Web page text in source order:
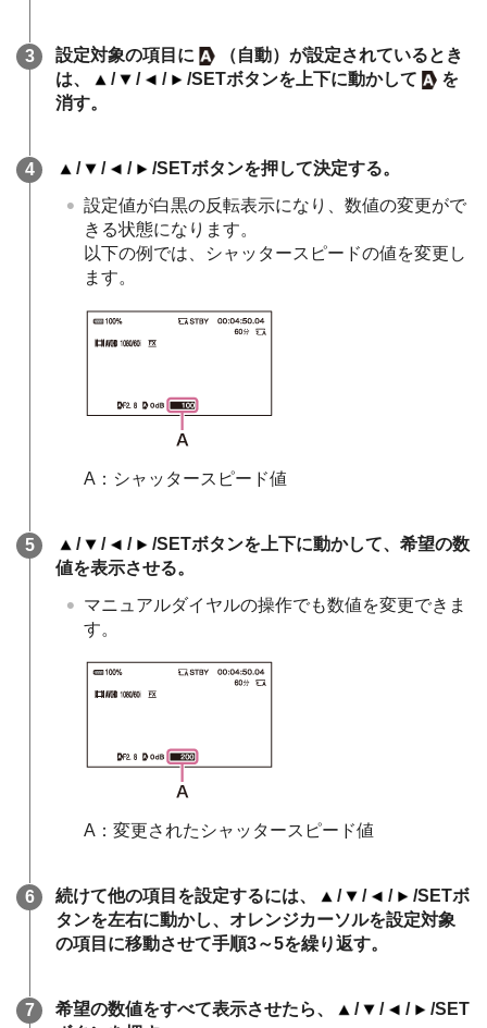
設定対象の項目に
（自動）が設定されているとき
は、
/ / / /SETボタンを上下に動かして
を
消す。
/ / /
/SETボタンを押して決定する。
設定値が白黒の反転表示になり、数値の変更がで
きる状態になります。
以下の例では、シャッタースピードの値を変更し
ます。
A：シャッタースピード値
/ / /
/SETボタンを上下に動かして、希望の数
値を表示させる。
マニュアルダイヤルの操作でも数値を変更できま
す。
A：変更されたシャッタースピード値
続けて他の項目を設定するには、 / / /
/SETボ
タンを左右に動かし、オレンジカーソルを設定対象
の項目に移動させて手順3～5を繰り返す。
希望の数値をすべて表示させたら、 / / /
/SET